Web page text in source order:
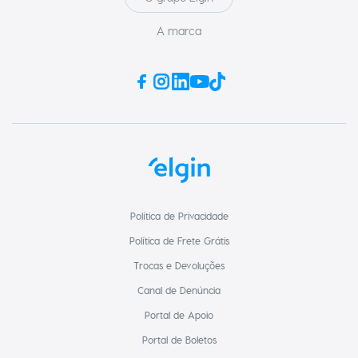
A marca
Política de Privacidade
Política de Frete Grátis
Trocas e Devoluções
Canal de Denúncia
Portal de Apoio
Portal de Boletos